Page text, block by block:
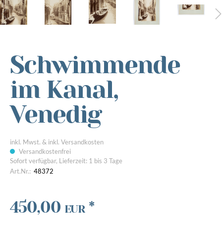
Schwimmende
im Kanal,
Venedig
inkl. Mwst. & inkl. Versandkosten
Versandkostenfrei
Sofort verfügbar, Lieferzeit: 1 bis 3 Tage
Art.Nr.: 48372
450,00 EUR *